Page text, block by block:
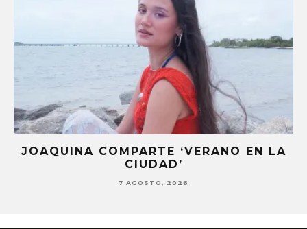
JOAQUINA COMPARTE ‘VERANO EN LA
CIUDAD’
7 AGOSTO, 2026